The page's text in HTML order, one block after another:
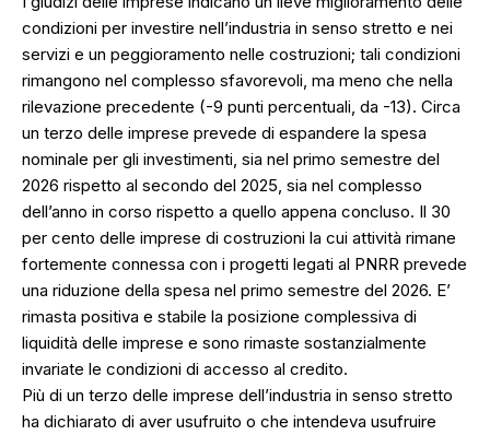
condizioni per investire nell’industria in senso stretto e nei
servizi e un peggioramento nelle costruzioni; tali condizioni
rimangono nel complesso sfavorevoli, ma meno che nella
rilevazione precedente (-9 punti percentuali, da -13). Circa
un terzo delle imprese prevede di espandere la spesa
nominale per gli investimenti, sia nel primo semestre del
2026 rispetto al secondo del 2025, sia nel complesso
dell’anno in corso rispetto a quello appena concluso. Il 30
per cento delle imprese di costruzioni la cui attività rimane
fortemente connessa con i progetti legati al PNRR prevede
una riduzione della spesa nel primo semestre del 2026. E’
rimasta positiva e stabile la posizione complessiva di
liquidità delle imprese e sono rimaste sostanzialmente
invariate le condizioni di accesso al credito.
Più di un terzo delle imprese dell’industria in senso stretto
ha dichiarato di aver usufruito o che intendeva usufruire